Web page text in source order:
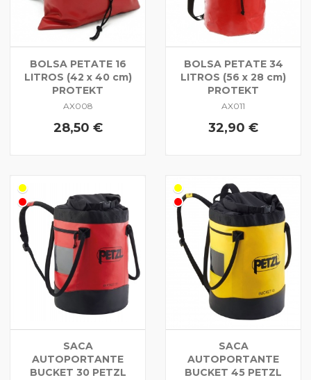
BOLSA PETATE 16
LITROS (42 x 40 cm)
PROTEKT
AX008
28,50 €
BOLSA PETATE 34
LITROS (56 x 28 cm)
PROTEKT
AX011
32,90 €
SACA
AUTOPORTANTE
BUCKET 30 PETZL
SACA
AUTOPORTANTE
BUCKET 45 PETZL